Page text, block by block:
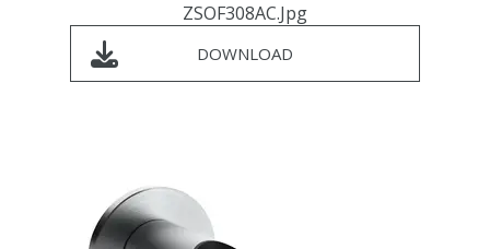
ZSOF308AC.jpg
DOWNLOAD